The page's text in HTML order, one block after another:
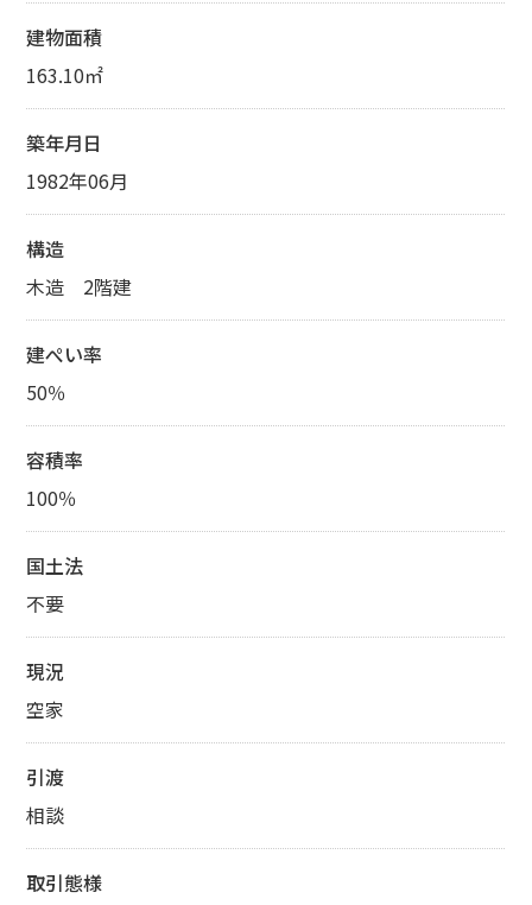
建物面積
163.10㎡
築年月日
1982年06月
構造
木造 2階建
建ぺい率
50％
容積率
100％
国土法
不要
現況
空家
引渡
相談
取引態様